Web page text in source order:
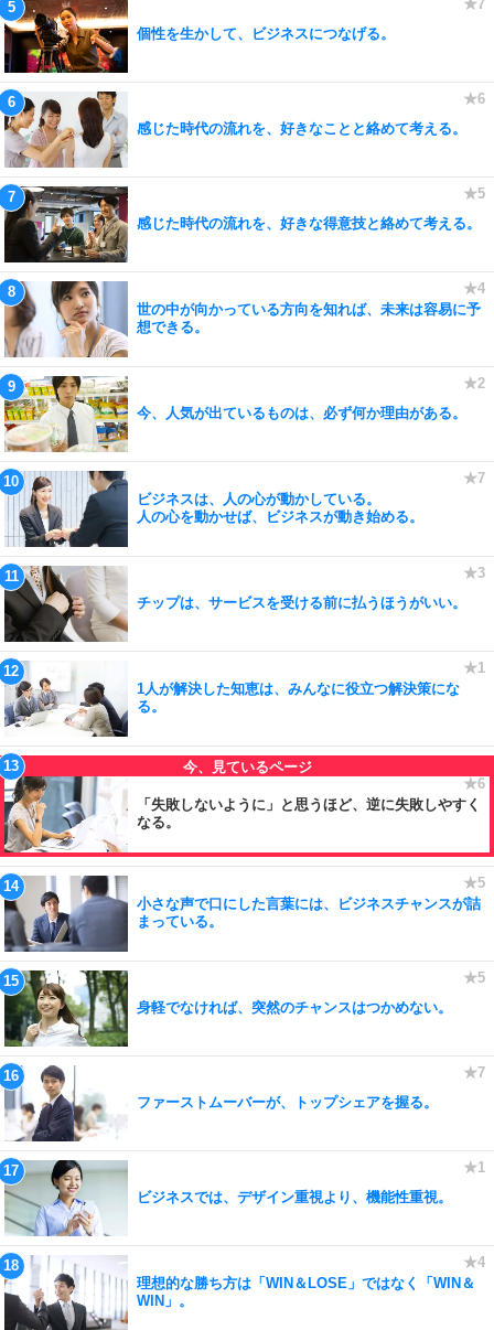
個性を生かして、ビジネスにつなげる。
感じた時代の流れを、好きなことと絡めて考える。
感じた時代の流れを、好きな得意技と絡めて考える。
世の中が向かっている方向を知れば、未来は容易に予
想できる。
今、人気が出ているものは、必ず何か理由がある。
ビジネスは、人の心が動かしている。
人の心を動かせば、ビジネスが動き始める。
チップは、サービスを受ける前に払うほうがいい。
1人が解決した知恵は、みんなに役立つ解決策にな
る。
「失敗しないように」と思うほど、逆に失敗しやすく
なる。
小さな声で口にした言葉には、ビジネスチャンスが詰
まっている。
身軽でなければ、突然のチャンスはつかめない。
ファーストムーバーが、トップシェアを握る。
ビジネスでは、デザイン重視より、機能性重視。
理想的な勝ち方は「WIN＆LOSE」ではなく「WIN＆
WIN」。